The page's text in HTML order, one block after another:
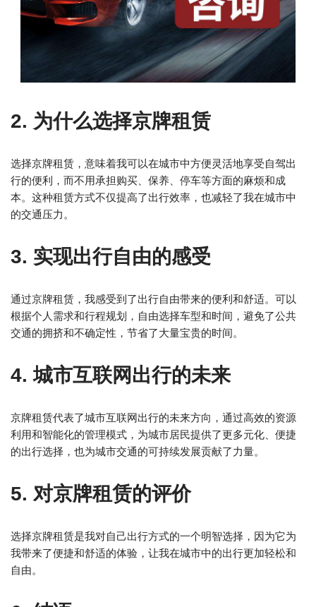
2. 为什么选择京牌租赁
选择京牌租赁，意味着我可以在城市中方便灵活地享受自驾出
行的便利，而不用承担购买、保养、停车等方面的麻烦和成
本。这种租赁方式不仅提高了出行效率，也减轻了我在城市中
的交通压力。
3. 实现出行自由的感受
通过京牌租赁，我感受到了出行自由带来的便利和舒适。可以
根据个人需求和行程规划，自由选择车型和时间，避免了公共
交通的拥挤和不确定性，节省了大量宝贵的时间。
4. 城市互联网出行的未来
京牌租赁代表了城市互联网出行的未来方向，通过高效的资源
利用和智能化的管理模式，为城市居民提供了更多元化、便捷
的出行选择，也为城市交通的可持续发展贡献了力量。
5. 对京牌租赁的评价
选择京牌租赁是我对自己出行方式的一个明智选择，因为它为
我带来了便捷和舒适的体验，让我在城市中的出行更加轻松和
自由。